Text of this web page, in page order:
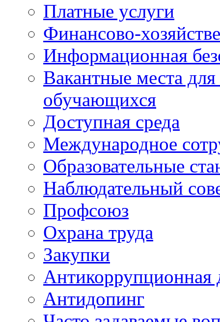
Платные услуги
Финансово-
Информационная
Вакантные места
обучающихся
Доступная среда
Международное
Образовательные
Наблюдательный
Профсоюз
Охрана труда
Закупки
Антикоррупционная
Антидопинг